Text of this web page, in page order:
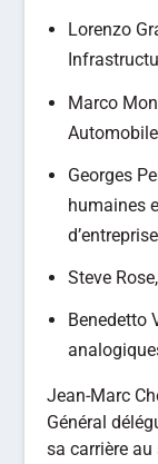
Lorenzo
Marco
Georges
humaines
d’entreprise
Steve
Benedetto
Jean-Marc
Général
sa carrière